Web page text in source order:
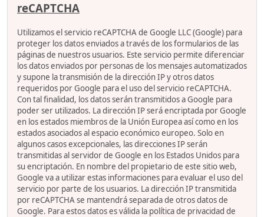
reCAPTCHA
Utilizamos el servicio reCAPTCHA de Google LLC (Google) para
proteger los datos enviados a través de los formularios de las
páginas de nuestros usuarios. Este servicio permite diferenciar
los datos enviados por personas de los mensajes automatizados
y supone la transmisión de la dirección IP y otros datos
requeridos por Google para el uso del servicio reCAPTCHA.
Con tal finalidad, los datos serán transmitidos a Google para
poder ser utilizados. La dirección IP será encriptada por Google
en los estados miembros de la Unión Europea así como en los
estados asociados al espacio económico europeo. Solo en
algunos casos excepcionales, las direcciones IP serán
transmitidas al servidor de Google en los Estados Unidos para
su encriptación. En nombre del propietario de este sitio web,
Google va a utilizar estas informaciones para evaluar el uso del
servicio por parte de los usuarios. La dirección IP transmitida
por reCAPTCHA se mantendrá separada de otros datos de
Google. Para estos datos es válida la política de privacidad de